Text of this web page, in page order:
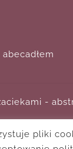
-
pliki